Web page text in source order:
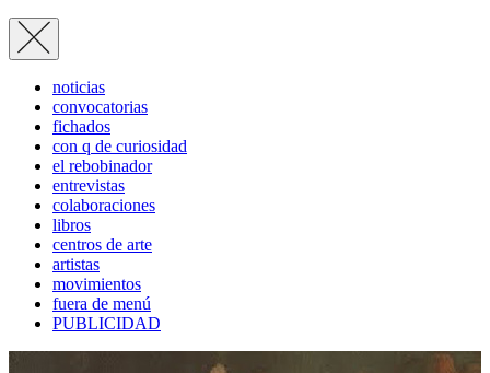
noticias
convocatorias
fichados
con q de curiosidad
el rebobinador
entrevistas
colaboraciones
libros
centros de arte
artistas
movimientos
fuera de menú
PUBLICIDAD